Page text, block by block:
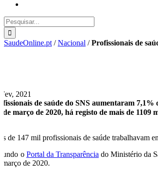
Pesquisar
SaudeOnline.pt /Nacional /Profissionais de
2021
de saúde do SNS aumentaram 7,1%
março de 2020, há registo de mais de
de 147 mil profissionais de saúde trabalhavam
o Portal da Transparência do Ministério da
março de 2020.